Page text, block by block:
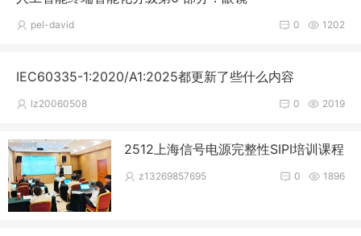
1202
0
pel-david
IEC60335-1:2020/A1:2025都更新了些什么内容
2019
0
lz20060508
2512上海信号电源完整性SIPI培训课程
1896
0
z13269857695